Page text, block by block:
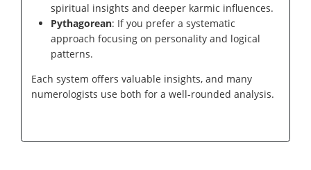
spiritual insights and deeper karmic influences.
Pythagorean: If you prefer a systematic
approach focusing on personality and logical
patterns.
Each system offers valuable insights, and many
numerologists use both for a well-rounded analysis.